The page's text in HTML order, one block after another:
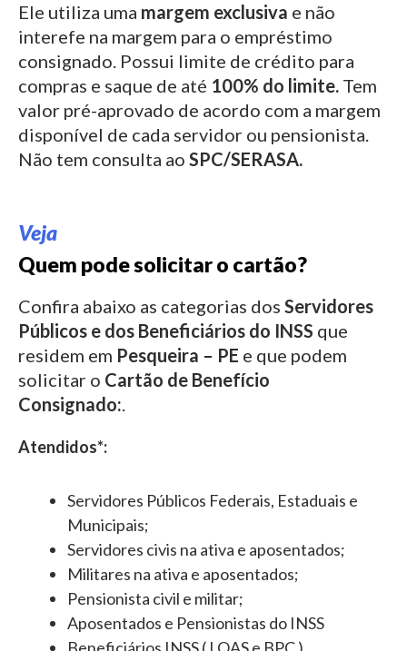
Ele utiliza uma margem exclusiva e não
interefe na margem para o empréstimo
consignado. Possui limite de crédito para
compras e saque de até 100% do limite. Tem
valor pré-aprovado de acordo com a margem
disponível de cada servidor ou pensionista.
Não tem consulta ao SPC/SERASA.
Veja
Quem pode solicitar o cartão?
Confira abaixo as categorias dos Servidores
Públicos e dos Beneficiários do INSS que
residem em Pesqueira – PE e que podem
solicitar o Cartão de Benefício
Consignado:.
Atendidos*:
Servidores Públicos Federais, Estaduais e
Municipais;
Servidores civis na ativa e aposentados;
Militares na ativa e aposentados;
Pensionista civil e militar;
Aposentados e Pensionistas do INSS
Beneficiários INSS ( LOAS e BPC )